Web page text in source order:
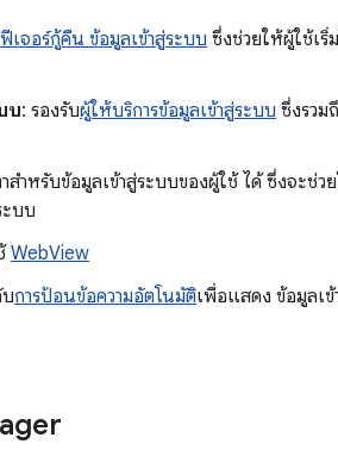
ฟีเจอร์กู้คืน ข้อมูลเข้าสู่ระบบ ซึ่งช่วยให้ผู้ใช้เ
บ: รองรับผู้ให้บริการข้อมูลเข้าสู่ระบบ ซึ่งรวม
สำหรับข้อมูลเข้าสู่ระบบของผู้ใช้ ได้ ซึ่งจะช่ว
บบ
WebView
การป้อนข้อความอัตโนมัติเพื่อแสดง ข้อมูลเ